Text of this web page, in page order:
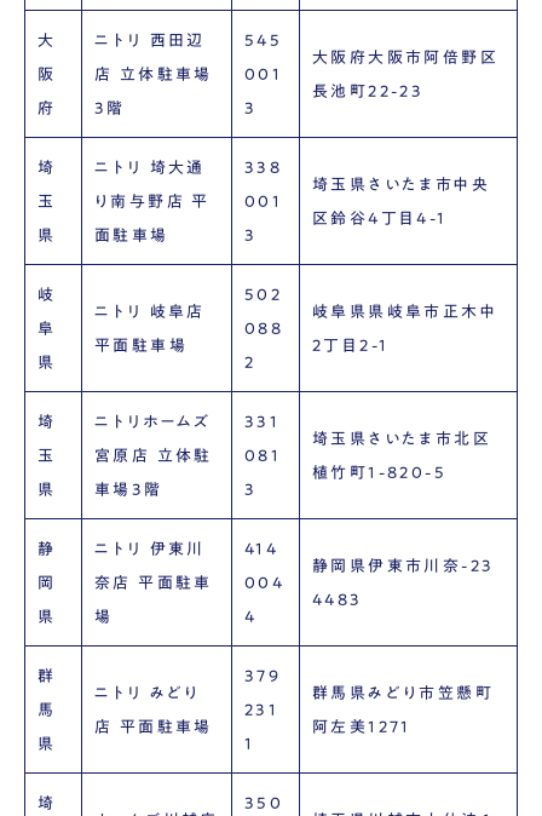
大
阪
府
ニトリ 西田辺
店 立体駐車場
3階
545
001
3
大阪府大阪市阿倍野区
長池町22-23
埼
玉
県
ニトリ 埼大通
り南与野店 平
面駐車場
338
001
3
埼玉県さいたま市中央
区鈴谷4丁目4-1
岐
阜
県
ニトリ 岐阜店
平面駐車場
502
088
2
岐阜県県岐阜市正木中
2丁目2-1
埼
玉
県
ニトリホームズ
宮原店 立体駐
車場3階
331
081
3
埼玉県さいたま市北区
植竹町1-820-5
静
岡
県
ニトリ 伊東川
奈店 平面駐車
場
414
004
4
静岡県伊東市川奈-23
4483
群
馬
県
ニトリ みどり
店 平面駐車場
379
231
1
群馬県みどり市笠懸町
阿左美1271
埼
350